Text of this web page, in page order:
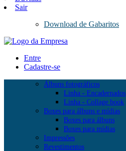
Sair
Download de Gabaritos
Entre
Cadastre-se
Álbuns fotográficos
Linha - Encadernados
Linha - Collage book
Boxes para álbuns e mídias
Boxes para álbuns
Boxes para mídias
Impressões
Revestimentos